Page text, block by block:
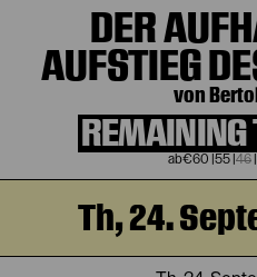
DER
AUFSTIEG
von
REMAINING
€60 55 46
Th, 24.